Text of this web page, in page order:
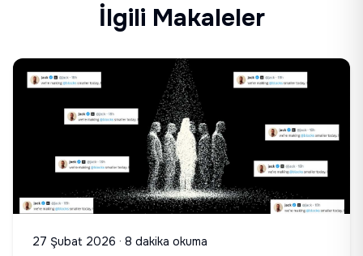
İlgili Makaleler
27 Şubat 2026 · 8 dakika okuma